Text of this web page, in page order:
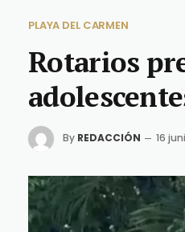
PLAYA DEL CARMEN
Rotarios
By REDACCIÓN 16